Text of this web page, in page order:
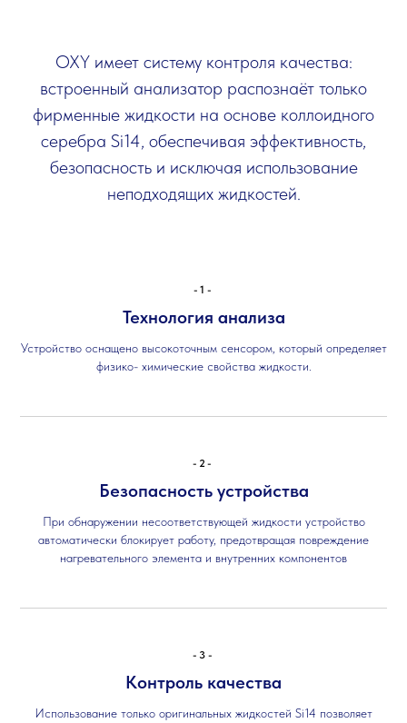
OXY имеет систему контроля качества:
встроенный анализатор распознаёт только
фирменные жидкости на основе коллоидного
серебра Si14, обеспечивая эффективность,
безопасность и исключая использование
неподходящих жидкостей.
-1-
Технология анализа
Устройство оснащено высокоточным сенсором, который определяет
физико- химические свойства жидкости.
-2-
Безопасность устройства
При обнаружении несоответствующей жидкости устройство
автоматически блокирует работу, предотвращая повреждение
нагревательного элемента и внутренних компонентов
-3-
Контроль качества
Использование только оригинальных жидкостей Si14 позволяет